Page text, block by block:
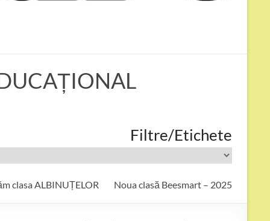
Filtre/Etichete
clasa ALBINUȚELOR Noua clasă Beesmart – 2025